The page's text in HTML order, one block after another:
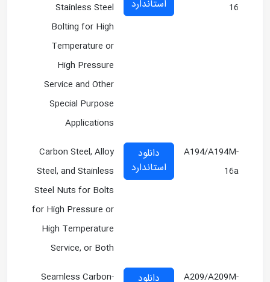
16
استاندارد
Stainless Steel
Bolting for High
Temperature or
High Pressure
Service and Other
Special Purpose
Applications
A194/A194M-
16a
دانلود
استاندارد
Carbon Steel, Alloy
Steel, and Stainless
Steel Nuts for Bolts
for High Pressure or
High Temperature
Service, or Both
A209/A209M-
دانلود
Seamless Carbon-